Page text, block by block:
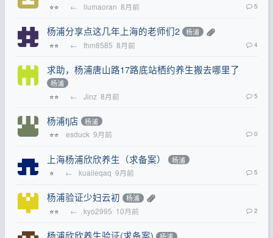
⭐⭐ ← liumaoran 8月前 5
杨浦分享点这几年上海的老师们2 杨浦
⭐⭐ ← thm8585 8月前 4
求助，杨浦唐山路17路底站栖约养生搬去哪里了
杨浦
⭐⭐ ← Jinz 8月前 5
杨浦fj店 杨浦
⭐⭐ esduck 9月前 0
上海杨浦欣欣养生（求备案） 杨浦
⭐ ← kuaileqaq 9月前 5
杨浦验证少妇云初 杨浦
⭐⭐ ← kyo2995 10月前 2
杨浦欣欣养生验证(求备案)